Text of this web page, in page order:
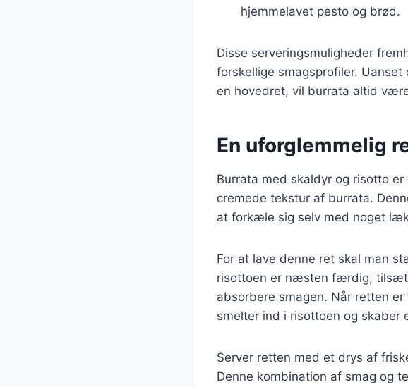
hjemmelavet pesto og brød.
Disse serveringsmuligheder
forskellige smagsprofiler.
en hovedret, vil burrata altid
En uforglemmelig
Burrata med skaldyr og risotto
cremede tekstur af burrata.
at forkæle sig selv med noget
For at lave denne ret skal man
risottoen er næsten færdig,
absorbere smagen. Når retten
smelter ind i risottoen og skaber
Server retten med et drys af
Denne kombination af smag og